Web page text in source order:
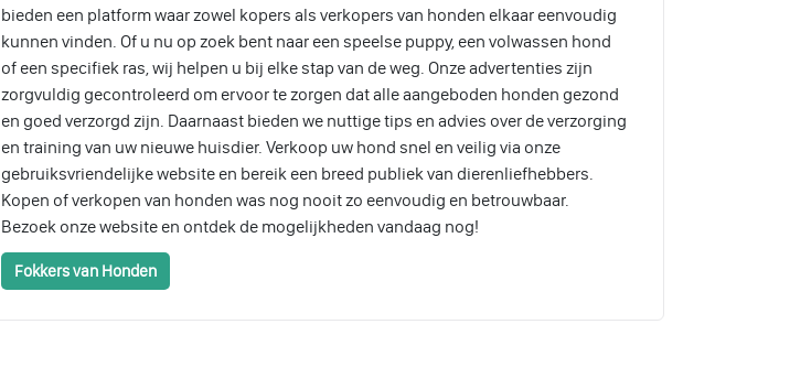
bieden een platform waar zowel kopers als verkopers van honden elkaar eenvoudig
kunnen vinden. Of u nu op zoek bent naar een speelse puppy, een volwassen hond
of een specifiek ras, wij helpen u bij elke stap van de weg. Onze advertenties zijn
zorgvuldig gecontroleerd om ervoor te zorgen dat alle aangeboden honden gezond
en goed verzorgd zijn. Daarnaast bieden we nuttige tips en advies over de verzorging
en training van uw nieuwe huisdier. Verkoop uw hond snel en veilig via onze
gebruiksvriendelijke website en bereik een breed publiek van dierenliefhebbers.
Kopen of verkopen van honden was nog nooit zo eenvoudig en betrouwbaar.
Bezoek onze website en ontdek de mogelijkheden vandaag nog!
Fokkers van Honden